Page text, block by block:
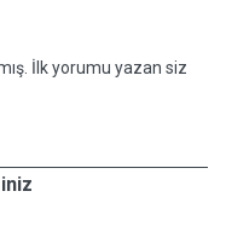
İlk yorumu yazan siz